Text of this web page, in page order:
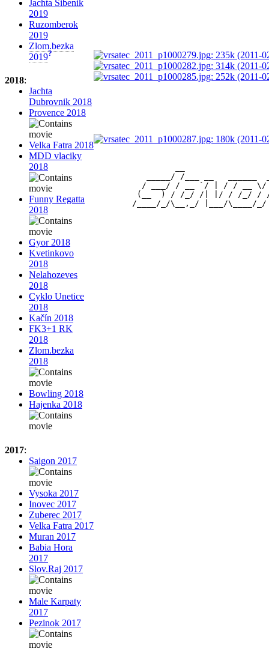
Jachta Sibenik
2019
Ruzomberok
2019
Zlom.bezka
2019?
2018:
Jachta
Dubrovnik 2018
Provence 2018
Velka Fatra 2018
MDD vlaciky
2018
Funny Regatta
2018
Gyor 2018
Kvetinkovo
2018
Nelahozeves
2018
Cyklo Unetice
2018
Kačín 2018
FK3+1 RK
2018
Zlom.bezka
2018
Bowling 2018
Hajenka 2018
2017:
Saigon 2017
Vysoka 2017
Inovec 2017
Zuberec 2017
Velka Fatra 2017
Muran 2017
Babia Hora
2017
Slov.Raj 2017
Male Karpaty
2017
Pezinok 2017
_____/ /___ __   ______
/ ___/ / __ `/ | / / __
(__  ) / /_/ /| |/ / /_/ /